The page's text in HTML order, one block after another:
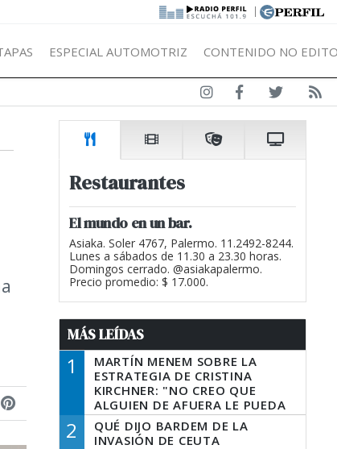
|
ESPECIAL AUTOMOTRIZ CONTENIDO NO
Restaurantes
El mundo en un bar.
Asiaka. Soler 4767, Palermo. 11.2492-8244.
Lunes a sábados de 11.30 a 23.30 horas.
Domingos cerrado. @asiakapalermo.
Precio promedio: $ 17.000.
MÁS LEÍDAS
1
MARTÍN MENEM SOBRE LA
ESTRATEGIA DE CRISTINA
KIRCHNER: "NO CREO QUE
ALGUIEN DE AFUERA LE PUEDA
DECIR A LA JUSTICIA LO QUE
TIENE QUE HACER"
2
QUÉ DIJO BARDEM DE LA
INVASIÓN DE CEUTA